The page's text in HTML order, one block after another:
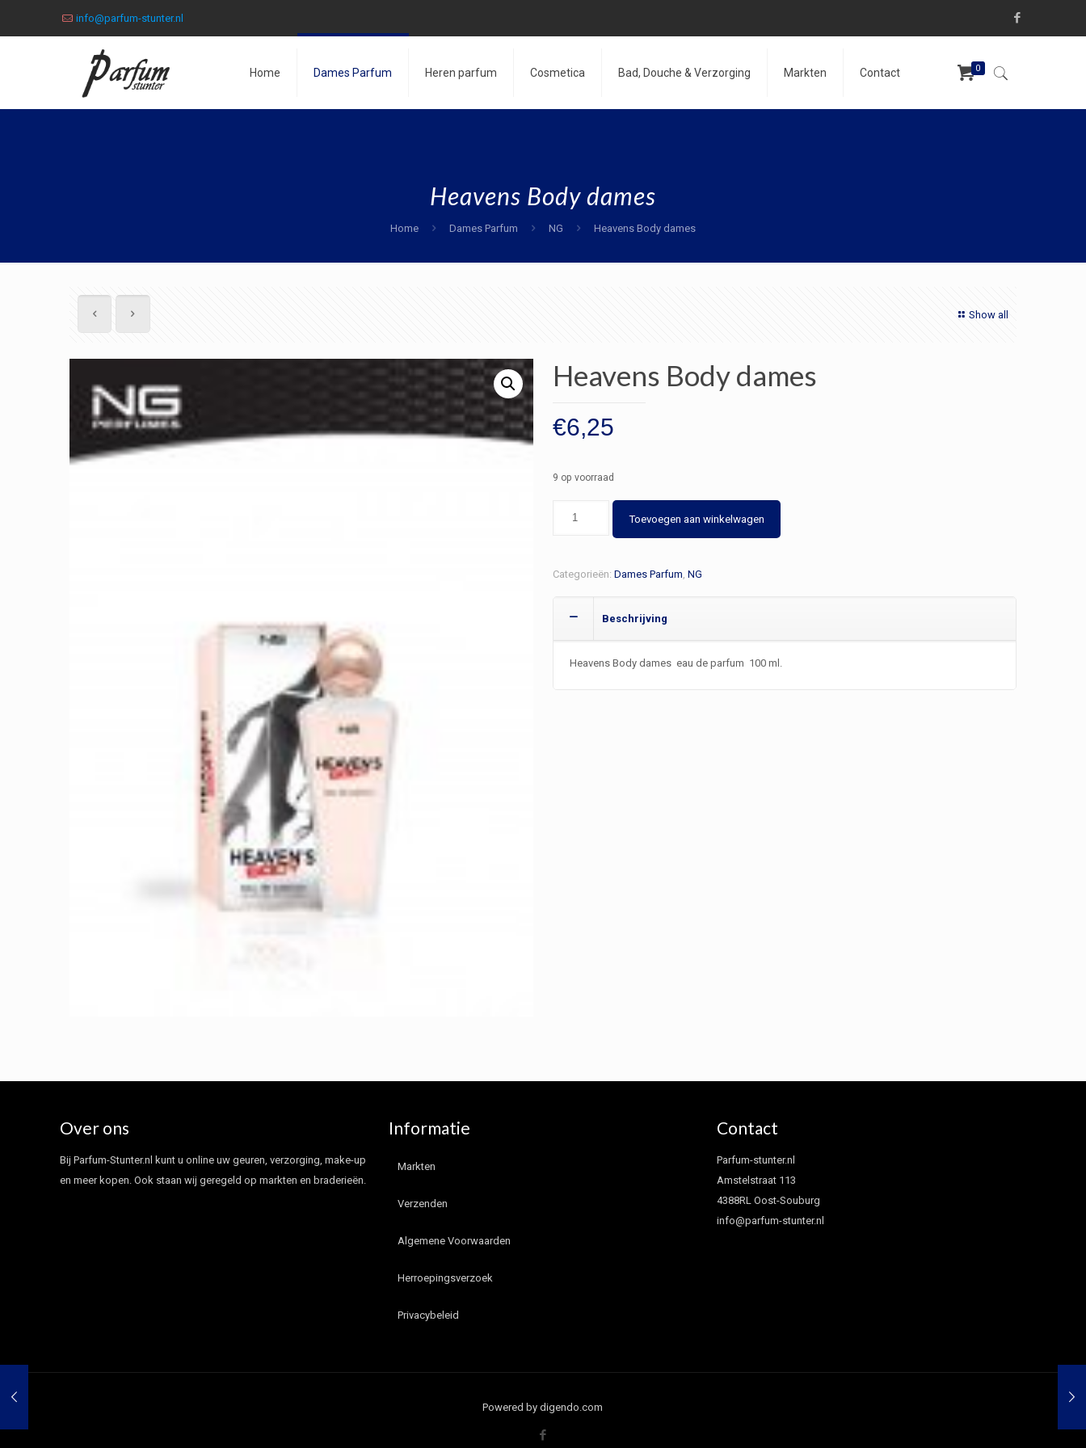
info@parfum-stunter.nl
Home Dames Parfum Heren parfum Cosmetica Bad, Douche & Verzorging Markten Contact 0
Heavens Body dames
Home Dames Parfum NG Heavens Body dames
Show all
Heavens Body dames
€6,25
9 op voorraad
aantal
Toevoegen aan winkelwagen
Categorieën: Dames Parfum, NG
Beschrijving
Heavens Body dames eau de parfum 100 ml.
Over ons
Bij Parfum-Stunter.nl kunt u online uw geuren, verzorging, make-up
en meer kopen. Ook staan wij geregeld op markten en braderieën.
Informatie
Markten
Verzenden
Algemene Voorwaarden
Herroepingsverzoek
Privacybeleid
Contact
Parfum-stunter.nl
Amstelstraat 113
4388RL Oost-Souburg
info@parfum-stunter.nl
Powered by digendo.com